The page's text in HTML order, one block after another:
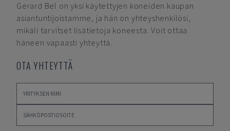
Gerard Bel on yksi käytettyjen koneiden kaupan
asiantuntijoistamme, ja hän on yhteyshenkilösi,
mikäli tarvitset lisätietoja koneesta. Voit ottaa
häneen vapaasti yhteyttä.
OTA YHTEYTTÄ